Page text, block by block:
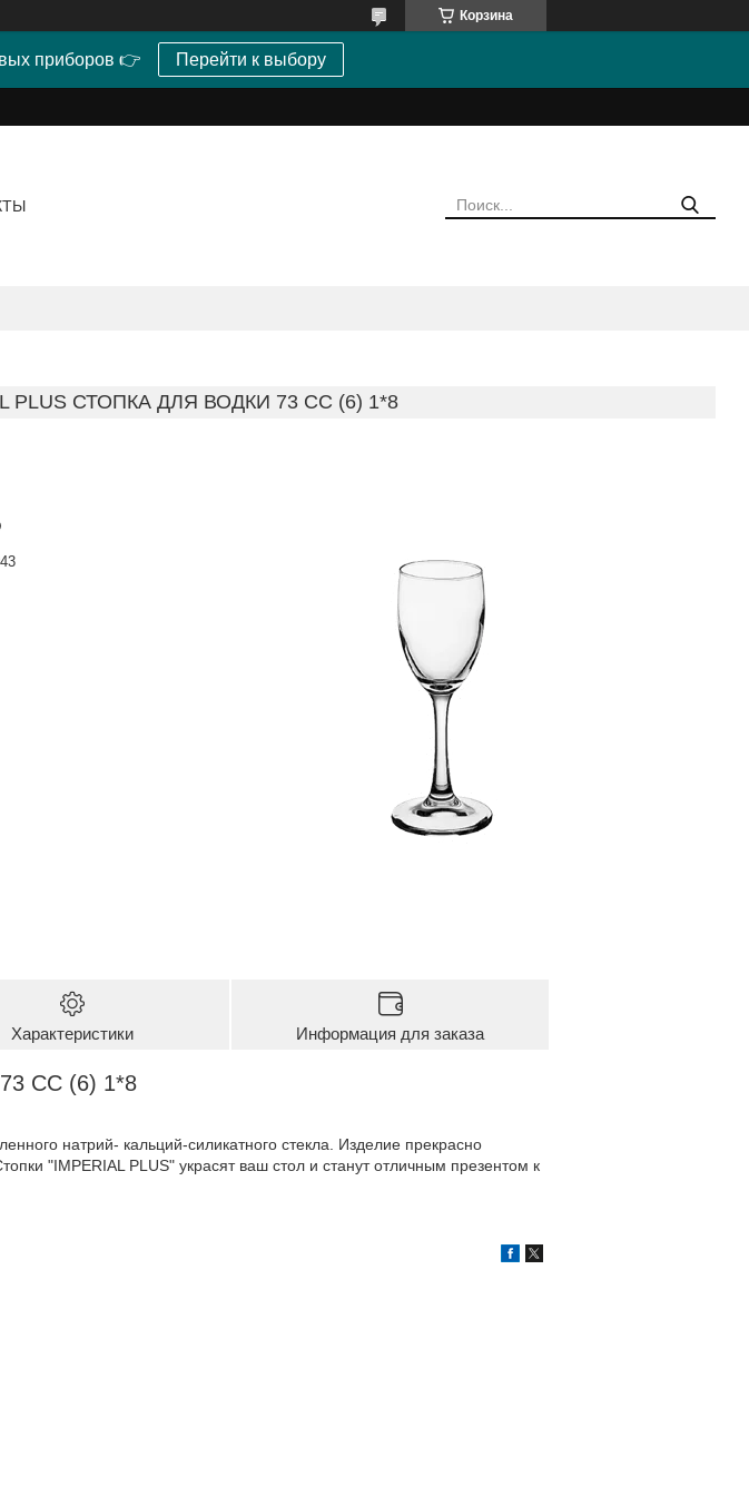
Корзина
приборов 👉 Перейти к выбору
PLUS СТОПКА ДЛЯ ВОДКИ 73 СС (6) 1*8
Характеристики Информация для заказа
СС (6) 1*8
натрий- кальций-силикатного стекла. Изделие прекрасно
"IMPERIAL PLUS" украсят ваш стол и станут отличным презентом к